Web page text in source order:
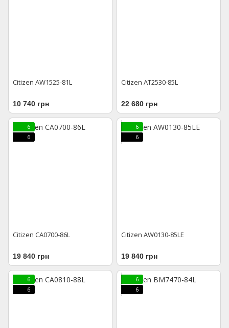
Citizen AW1525-81L
10 740 грн
Citizen AT2530-85L
22 680 грн
6
6
Citizen CA0700-86L
19 840 грн
6
6
Citizen AW0130-85LE
19 840 грн
6
6
6
6